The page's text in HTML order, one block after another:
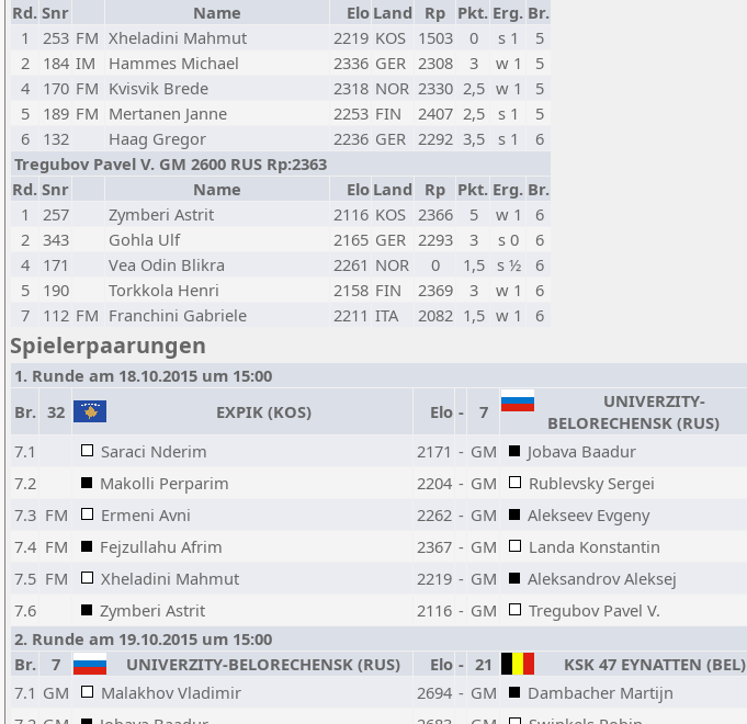
Rd. Snr Name Elo Land Rp Pkt. Erg. Br.
1
253 FM Xheladini Mahmut 2219 KOS 1503 0 s 1
5
2
184 IM Hammes Michael 2336 GER 2308 3 w 1
5
4
170 FM Kvisvik Brede 2318 NOR 2330 2,5 w 1
5
5
189 FM Mertanen Janne 2253 FIN 2407 2,5 s 1
5
6
132 Haag Gregor 2236 GER 2292 3,5 s 1
6
Tregubov Pavel V. GM 2600 RUS Rp:2363
Rd. Snr Name Elo Land Rp Pkt. Erg. Br.
1
257 Zymberi Astrit 2116 KOS 2366 5 w 1
6
2 343 Gohla Ulf 2165 GER 2293 3 s 0
6
4
171 Vea Odin Blikra 2261 NOR 0 1,5 s ½
6
5
190 Torkkola Henri 2158 FIN 2369 3 w 1
6
7
112 FM Franchini Gabriele 2211 ITA 2082 1,5 w 1 6
Spielerpaarungen
1. Runde am 18.10.2015 um 15:00
Br. 32 EXPIK (KOS) Elo - 7
UNIVERZITY-
BELORECHENSK (RUS)
7.1
Saraci Nderim 2171 - GM Jobava Baadur
7.2
Makolli Perparim 2204 - GM Rublevsky Sergei
7.3 FM Ermeni Avni 2262 - GM Alekseev Evgeny
7.4 FM Fejzullahu Afrim 2367 - GM Landa Konstantin
7.5 FM Xheladini Mahmut 2219 - GM Aleksandrov Aleksej
7.6
Zymberi Astrit 2116 - GM Tregubov Pavel V.
2. Runde am 19.10.2015 um 15:00
Br.
7 UNIVERZITY-BELORECHENSK (RUS) Elo - 21 KSK 47 EYNATTEN (BEL)
7.1 GM Malakhov Vladimir 2694 - GM Dambacher Martijn